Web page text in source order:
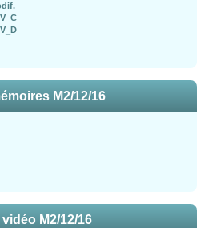
M2/12/16
M2/12/16